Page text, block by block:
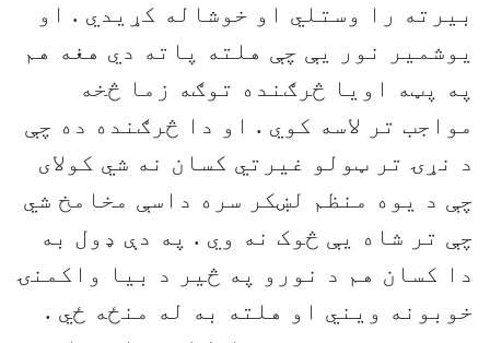
بيرته را وستلي او خوشاله کړيدي . او
يوشمير نور يې چې هلته پاته دي هغه هم
په پټه اويا څرګنده توګه زما څخه
مواجب تر لاسه کوي . او دا څرګنده ده چې
د نړۍ تر ټولو غيرتي کسان نه شي کولای
چې د يوه منظم لښکر سره داسې مخامخ شي
چې تر شاه يې څوک نه وي . په دې ډول به
دا کسان هم د نورو په څير د بيا واکمنۍ
خوبونه ويني او هلته به له منځه ځي .